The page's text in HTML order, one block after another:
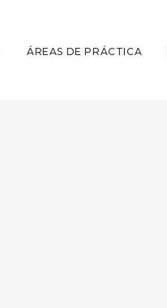
ÁREAS DE PRÁCTICA